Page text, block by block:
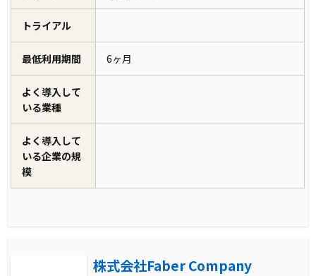
トライアル
最低利用期間 6ヶ月
よく導入して
いる業種
よく導入して
いる企業の規
模
株式会社Faber Company